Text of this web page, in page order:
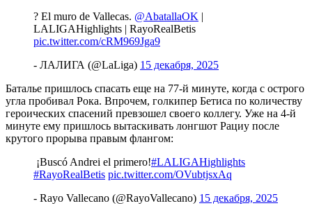
? El muro de Vallecas. @AbatallaOK |
LALIGAHighlights | RayoRealBetis
pic.twitter.com/cRM969Jga9
- ЛАЛИГА (@LaLiga) 15 декабря, 2025
Баталье пришлось спасать еще на 77-й минуте, когда с острого
угла пробивал Рока. Впрочем, голкипер Бетиса по количеству
героических спасений превзошел своего коллегу. Уже на 4-й
минуте ему пришлось вытаскивать лонгшот Рациу после
крутого прорыва правым флангом:
️ ¡Buscó Andrei el primero!#LALIGAHighlights
#RayoRealBetis pic.twitter.com/OVubtjsxAq
- Rayo Vallecano (@RayoVallecano) 15 декабря, 2025